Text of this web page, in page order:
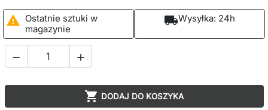

Ostatnie sztuki w
magazynie
local_shippingWysyłka: 24h
 
 DODAJ DO KOSZYKA